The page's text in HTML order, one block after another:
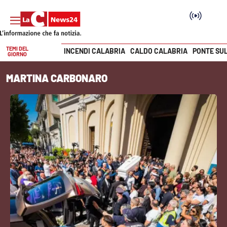
SEZIONI
Cronaca
Politica
Attualità
Economia e lavoro
Italia Mondo
Vai
TEMI DEL
GIORNO
INCENDI CALABRIA CALDO CALABRIA PONTE
MARTINA CARBONARO